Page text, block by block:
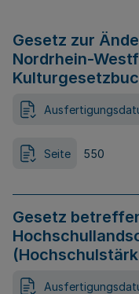
Gesetz zur
Nordrhein-
Seite 550
Gesetz